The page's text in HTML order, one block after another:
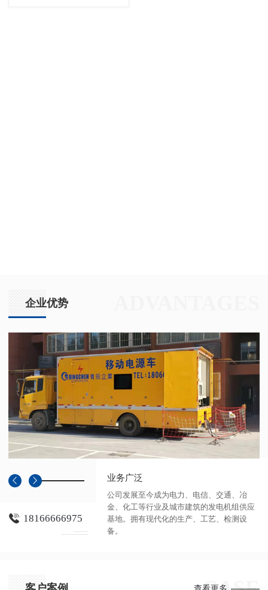
企业优势
业务广泛
公司发展至今成为电力、电信、交通、冶
金、化工等行业及城市建筑的发电机组供应
基地。拥有现代化的生产、工艺、检测设
备。
18166666975